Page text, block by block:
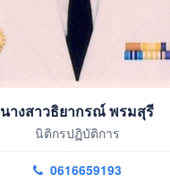
นางสาวธิยากรณ์ พรมสุรี
นิติกรปฏิบัติการ
0616659193